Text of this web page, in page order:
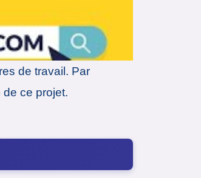
de travail. Par
ce projet.